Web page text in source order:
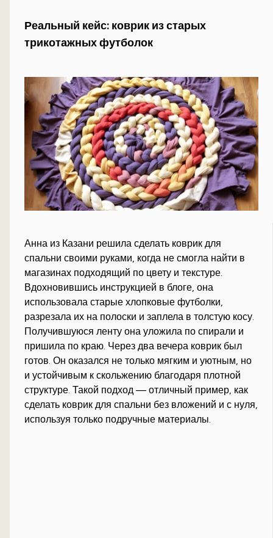
Реальный кейс: коврик из старых
трикотажных футболок
Анна из Казани решила сделать коврик для
спальни своими руками, когда не смогла найти в
магазинах подходящий по цвету и текстуре.
Вдохновившись инструкцией в блоге, она
использовала старые хлопковые футболки,
разрезала их на полоски и заплела в толстую косу.
Получившуюся ленту она уложила по спирали и
пришила по краю. Через два вечера коврик был
готов. Он оказался не только мягким и уютным, но
и устойчивым к скольжению благодаря плотной
структуре. Такой подход — отличный пример, как
сделать коврик для спальни без вложений и с нуля,
используя только подручные материалы.